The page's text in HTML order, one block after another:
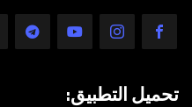
تحميل التطبيق: